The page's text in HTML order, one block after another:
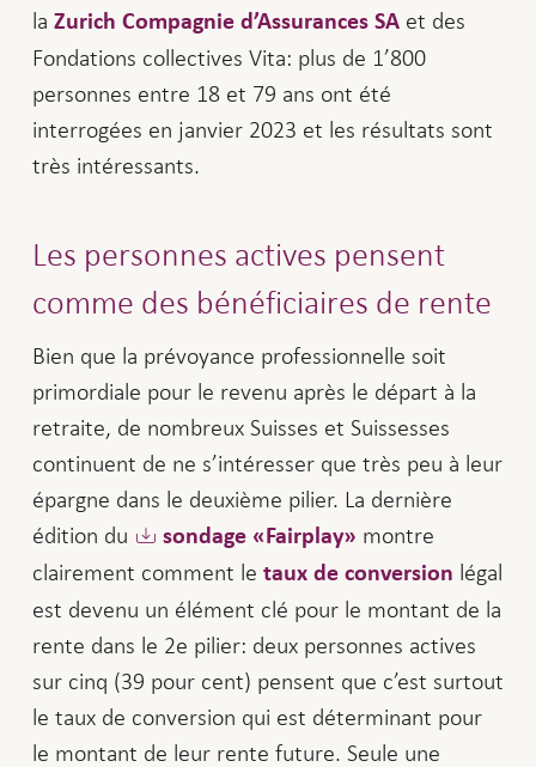
la Zurich Compagnie d’Assurances SAet des
Fondations collectives Vita: plus de 1’800
personnes entre 18 et 79 ans ont été
interrogées en janvier 2023 et les résultats sont
très intéressants.
Les personnes actives pensent
comme des bénéficiaires de rente
Bien que la prévoyance professionnelle soit
primordiale pour le revenu après le départ à la
retraite, de nombreux Suisses et Suissesses
continuent de ne s’intéresser que très peu à leur
épargne dans le deuxième pilier. La dernière
édition du
sondage «Fairplay» montre
clairement comment le taux de conversion légal
est devenu un élément clé pour le montant de la
rente dans le 2e pilier: deux personnes actives
sur cinq (39 pour cent) pensent que c’est surtout
le taux de conversion qui est déterminant pour
le montant de leur rente future. Seule une